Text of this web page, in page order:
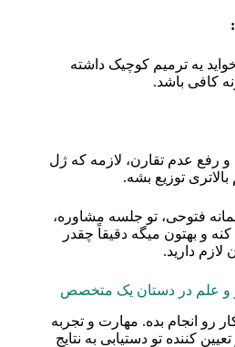
یه ترمیم کوچیک داشته
و رفع عدم تقارن، لازمه که ژل
توزیع بشه.
فتوحی، تو جلسه مشاوره،
و بهتون میگه دقیقاً چقدر
دارید.
رو انجام بده. مهارت و تجربه
کننده تو دستیابی به نتایج